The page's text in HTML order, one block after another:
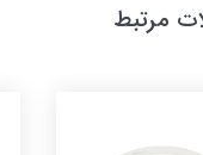
مرتبط